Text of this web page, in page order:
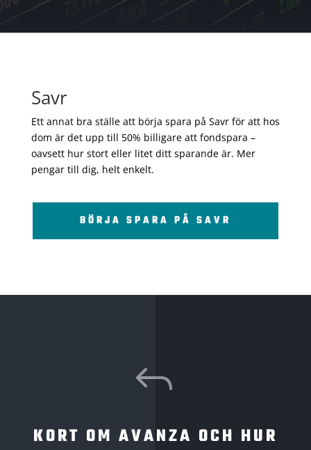
Savr
Ett annat bra ställe att börja spara på Savr för att hos
dom är det upp till 50% billigare att fondspara –
oavsett hur stort eller litet ditt sparande är. Mer
pengar till dig, helt enkelt.
BÖRJA SPARA PÅ SAVR
J
KORT OM AVANZA OCH HUR